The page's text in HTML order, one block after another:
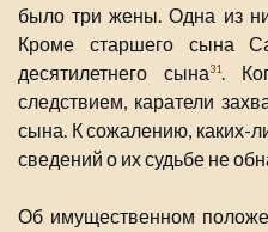
было три жены. Одна из
Кроме старшего сына
десятилетнего сына31.
следствием, каратели
сына. К сожалению, каких-
сведений о их судьбе не
Об имущественном